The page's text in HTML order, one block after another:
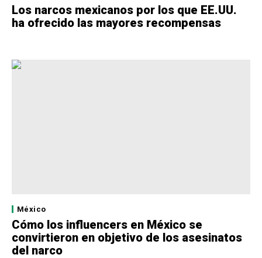
Los narcos mexicanos por los que EE.UU.
ha ofrecido las mayores recompensas
México
Cómo los influencers en México se
convirtieron en objetivo de los asesinatos
del narco